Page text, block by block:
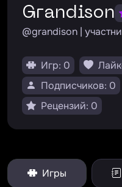
grandison
@grandison |
Игр: 0
Подписчиков: 0
Рецензий: 0
Игры